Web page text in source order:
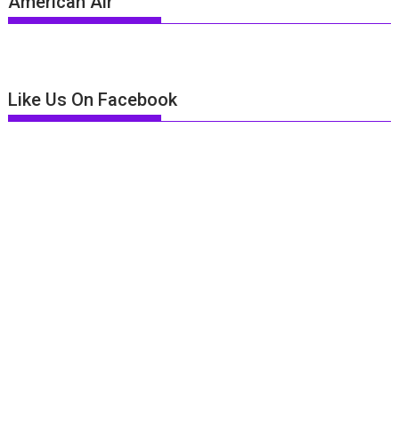
Like Us On Facebook